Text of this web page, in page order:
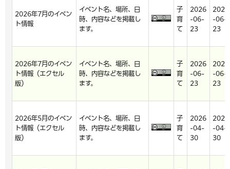
2026年7月のイベン
ト情報
イベント名、場所、日
時、内容などを掲載し
ます。
子
育
て
2026
-06-
23
2026
-06-
23
2026年7月のイベン
ト情報（エクセル
版）
イベント名、場所、日
時、内容などを掲載し
ます。
子
育
て
2026
-06-
23
2026
-06-
23
2026年5月のイベン
ト情報（エクセル
版）
イベント名、場所、日
時、内容などを掲載し
ます。
子
育
て
2026
-04-
30
2026
-04-
30